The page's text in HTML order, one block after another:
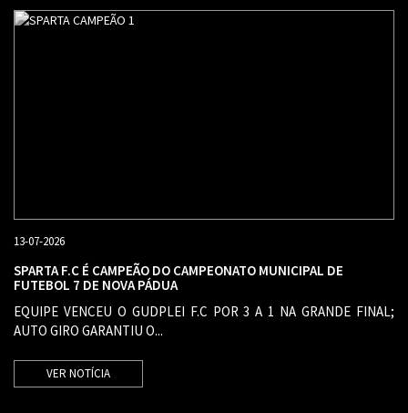
13-07-2026
SPARTA F.C É CAMPEÃO DO CAMPEONATO MUNICIPAL DE
FUTEBOL 7 DE NOVA PÁDUA
EQUIPE VENCEU O GUDPLEI F.C POR 3 A 1 NA GRANDE FINAL;
AUTO GIRO GARANTIU O...
VER NOTÍCIA